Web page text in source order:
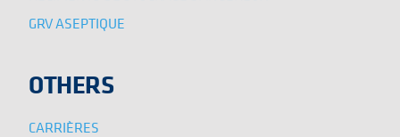
GRV ASEPTIQUE
OTHERS
CARRIÈRES